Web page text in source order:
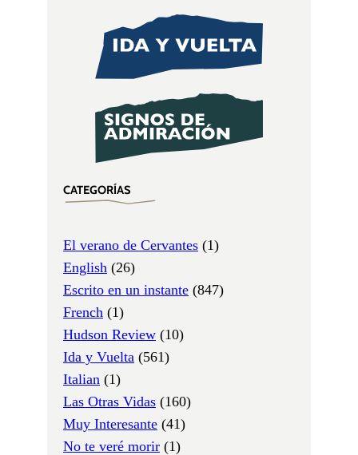
CATEGORÍAS
El verano de Cervantes (1)
English (26)
Escrito en un instante (847)
French (1)
Hudson Review (10)
Ida y Vuelta (561)
Italian (1)
Las Otras Vidas (160)
Muy Interesante (41)
No te veré morir (1)